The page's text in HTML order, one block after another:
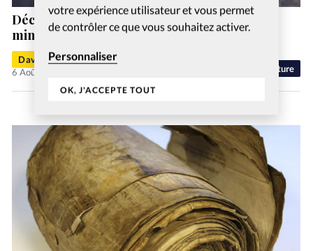
votre expérience utilisateur et vous permet
de contrôler ce que vous souhaitez activer.
Personnaliser
OK, J'ACCEPTE TOUT
Culture
Décès de Christine Jeanville, cofondatrice du
ministère «Machol Danser la Vie»
David Métreau
6 Août 2026